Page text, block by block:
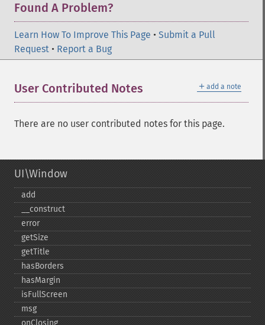
Found A Problem?
Learn How To Improve This Page • Submit a Pull
Request • Report a Bug
＋ add a note
User Contributed Notes
There are no user contributed notes for this page.
UI\Window
add
_​_​construct
error
getSize
getTitle
hasBorders
hasMargin
isFullScreen
msg
onClosing